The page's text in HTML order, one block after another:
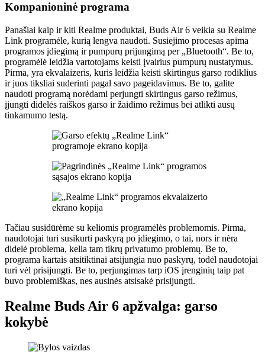
Kompanioninė programa
Panašiai kaip ir kiti Realme produktai, Buds Air 6 veikia su Realme
Link programėle, kurią lengva naudoti. Susiejimo procesas apima
programos įdiegimą ir pumpurų prijungimą per „Bluetooth“. Be to,
programėlė leidžia vartotojams keisti įvairius pumpurų nustatymus.
Pirma, yra ekvalaizeris, kuris leidžia keisti skirtingus garso rodiklius
ir juos tiksliai suderinti pagal savo pageidavimus. Be to, galite
naudoti programą norėdami perjungti skirtingus garso režimus,
įjungti didelės raiškos garso ir žaidimo režimus bei atlikti ausų
tinkamumo testą.
Tačiau susidūrėme su keliomis programėlės problemomis. Pirma,
naudotojai turi susikurti paskyrą po įdiegimo, o tai, nors ir nėra
didelė problema, kelia tam tikrų privatumo problemų. Be to,
programa kartais atsitiktinai atsijungia nuo paskyrų, todėl naudotojai
turi vėl prisijungti. Be to, perjungimas tarp iOS įrenginių taip pat
buvo problemiškas, nes ausinės atsisakė prisijungti.
Realme Buds Air 6 apžvalga: garso
kokybė